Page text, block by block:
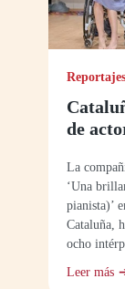
Reportajes
de
La
‘Una
pianista)’
Cataluña,
ocho
Leer más